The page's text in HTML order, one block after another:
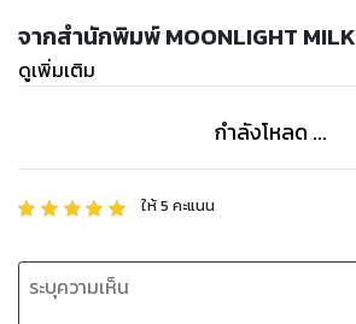
จากสำนักพิมพ์ MOONLIGHT MILK
ดูเพิ่มเติม
กำลังโหลด ...
ให้5 คะแนน